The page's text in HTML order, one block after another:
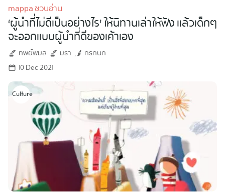
for:
mappa ชวนอ่าน
‘ผู้นำที่ไม่ดีเป็นอย่างไร’ ให้นิทานเล่าให้ฟัง แล้วเด็กๆ
จะออกแบบผู้นำที่ดีของเค้าเอง
ทิพย์พิมล มิรา
กรกนก
10 Dec 2021
Culture